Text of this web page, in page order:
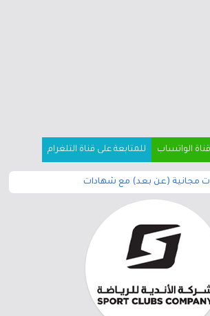
الواتساب للمتابعة على قناة التلغرام
مجانية (عن بعد) مع شهادات